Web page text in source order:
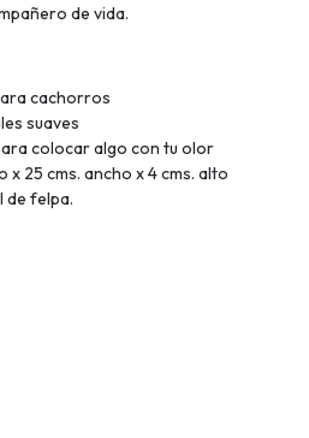
de vida.
cachorros
suaves
colocar algo con tu olor
x 25 cms. ancho x 4 cms. alto
de felpa.